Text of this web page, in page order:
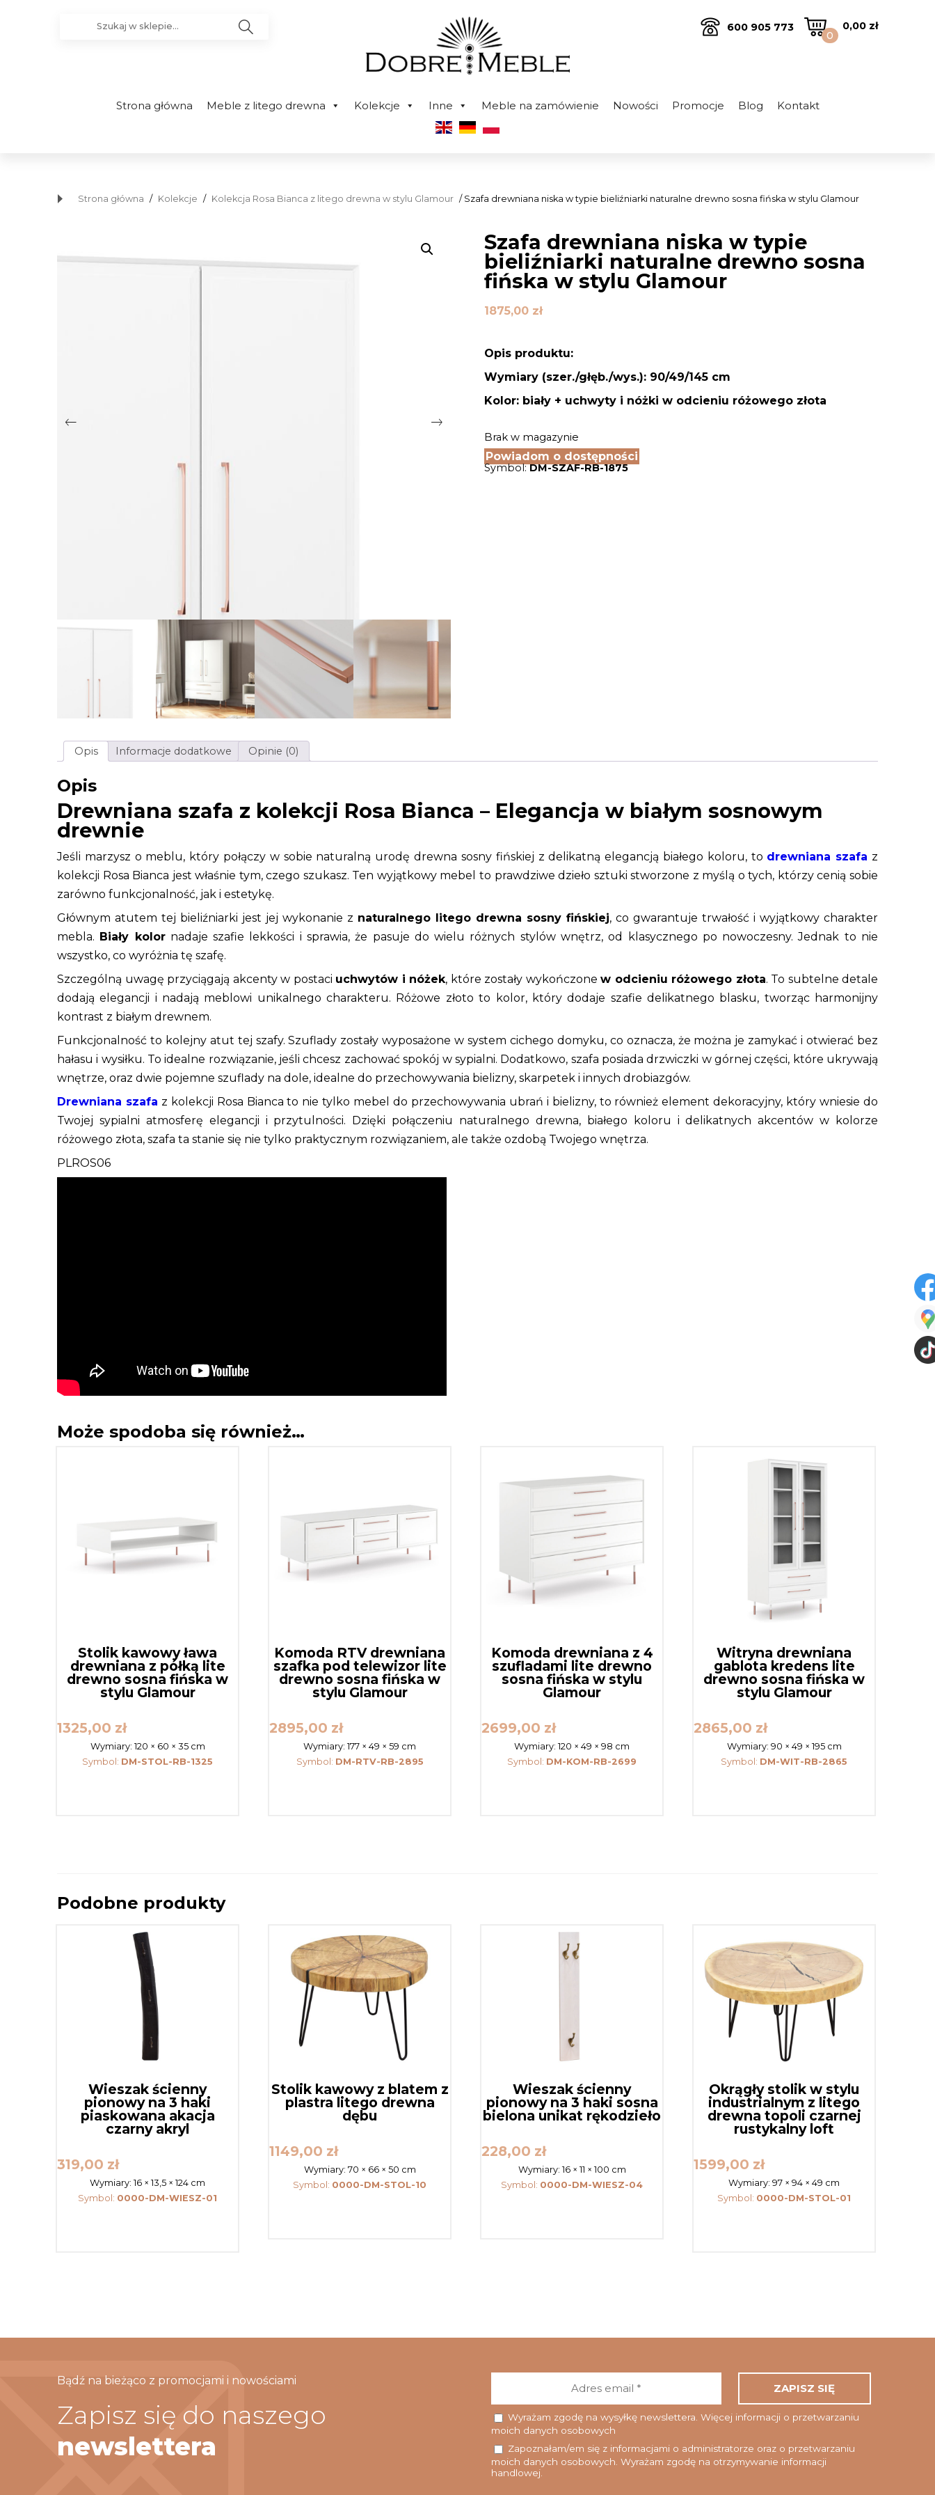
0
0,00 zł
600 905 773
Strona główna Meble z litego drewna Kolekcje Inne Meble na zamówienie Nowości Promocje Blog Kontakt
Strona główna / Kolekcje / Kolekcja Rosa Bianca z litego drewna w stylu Glamour / Szafa drewniana niska w typie bieliźniarki naturalne drewno sosna fińska w stylu Glamour
Szafa drewniana niska w typie
bieliźniarki naturalne drewno sosna
fińska w stylu Glamour
1875,00 zł
Opis produktu:
Wymiary (szer./głęb./wys.): 90/49/145 cm
Kolor: biały + uchwyty i nóżki w odcieniu różowego złota
Brak w magazynie
Powiadom o dostępności
Symbol:DM-SZAF-RB-1875
Opis Informacje dodatkowe Opinie (0)
Opis
Drewniana szafa z kolekcji Rosa Bianca – Elegancja w białym sosnowym
drewnie
Jeśli marzysz o meblu, który połączy w sobie naturalną urodę drewna sosny fińskiej z delikatną elegancją białego koloru, to drewniana szafa z
kolekcji Rosa Bianca jest właśnie tym, czego szukasz. Ten wyjątkowy mebel to prawdziwe dzieło sztuki stworzone z myślą o tych, którzy cenią sobie
zarówno funkcjonalność, jak i estetykę.
Głównym atutem tej bieliźniarki jest jej wykonanie z naturalnego litego drewna sosny fińskiej, co gwarantuje trwałość i wyjątkowy charakter
mebla. Biały kolornadaje szafie lekkości i sprawia, że pasuje do wielu różnych stylów wnętrz, od klasycznego po nowoczesny. Jednak to nie
wszystko, co wyróżnia tę szafę.
Szczególną uwagę przyciągają akcenty w postaci uchwytów i nóżek, które zostały wykończone w odcieniu różowego złota. To subtelne detale
dodają elegancji i nadają meblowi unikalnego charakteru. Różowe złoto to kolor, który dodaje szafie delikatnego blasku, tworząc harmonijny
kontrast z białym drewnem.
Funkcjonalność to kolejny atut tej szafy. Szuflady zostały wyposażone w system cichego domyku, co oznacza, że można je zamykać i otwierać bez
hałasu i wysiłku. To idealne rozwiązanie, jeśli chcesz zachować spokój w sypialni. Dodatkowo, szafa posiada drzwiczki w górnej części, które ukrywają
wnętrze, oraz dwie pojemne szuflady na dole, idealne do przechowywania bielizny, skarpetek i innych drobiazgów.
Drewniana szafa z kolekcji Rosa Bianca to nie tylko mebel do przechowywania ubrań i bielizny, to również element dekoracyjny, który wniesie do
Twojej sypialni atmosferę elegancji i przytulności. Dzięki połączeniu naturalnego drewna, białego koloru i delikatnych akcentów w kolorze
różowego złota, szafa ta stanie się nie tylko praktycznym rozwiązaniem, ale także ozdobą Twojego wnętrza.
PLROS06
Może spodoba się również…
Stolik kawowy ława
drewniana z półką lite
drewno sosna fińska w
stylu Glamour
1325,00 zł
Wymiary: 120 × 60 × 35 cm
Symbol: DM-STOL-RB-1325
Komoda RTV drewniana
szafka pod telewizor lite
drewno sosna fińska w
stylu Glamour
2895,00 zł
Wymiary:177 × 49 × 59 cm
Symbol: DM-RTV-RB-2895
Komoda drewniana z 4
szufladami lite drewno
sosna fińska w stylu
Glamour
2699,00 zł
Wymiary:120 × 49 × 98 cm
Symbol: DM-KOM-RB-2699
Witryna drewniana
gablota kredens lite
drewno sosna fińska w
stylu Glamour
2865,00 zł
Wymiary: 90 × 49 × 195 cm
Symbol: DM-WIT-RB-2865
Podobne produkty
Wieszak ścienny
pionowy na 3 haki
piaskowana akacja
czarny akryl
319,00 zł
Wymiary:16 × 13,5 × 124 cm
Symbol: 0000-DM-WIESZ-01
Stolik kawowy z blatem z
plastra litego drewna
dębu
1149,00 zł
Wymiary: 70 × 66 × 50 cm
Symbol: 0000-DM-STOL-10
Wieszak ścienny
pionowy na 3 haki sosna
bielona unikat rękodzieło
228,00 zł
Wymiary: 16 × 11 × 100 cm
Symbol: 0000-DM-WIESZ-04
Okrągły stolik w stylu
industrialnym z litego
drewna topoli czarnej
rustykalny loft
1599,00 zł
Wymiary:97 × 94 × 49 cm
Symbol: 0000-DM-STOL-01
Bądź na bieżąco z promocjami i nowościami
Zapisz się do naszego
newslettera
Adres
*
Wyrażam zgodę na wysyłkę newslettera. Więcej informacji o przetwarzaniu
moich danych osobowych
Zapoznałam/em się z informacjami o administratorze oraz o przetwarzaniu
moich danych osobowych. Wyrażam zgodę na otrzymywanie informacji
handlowej.